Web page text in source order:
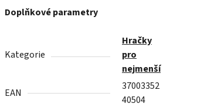
Doplňkové parametry
Kategorie
Hračky
pro
nejmenší
EAN
37003352
40504